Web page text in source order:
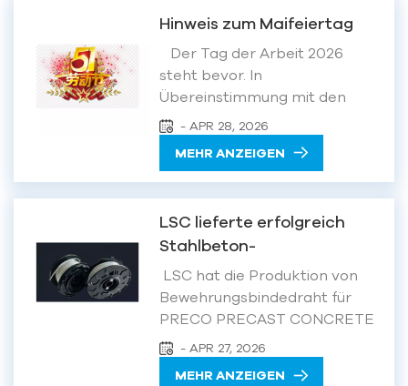
afrikanischen Nationen
vollständige Zollfreiheit
gewährt. Die Ankündigung
wurde von...
Hinweis zum Maifeiertag
Der Tag der Arbeit 2026
steht bevor. In
Übereinstimmung mit den
gesetzlichen Feiertagen und
der aktuellen Situation des
Unternehmens geben wir
hiermit folgende
bekannt:Urlaubszeitraum: 1.
Mai (Freitag) bis 5. Mai
(Dienstag) 2026, insgesamt 5
Tage.Wir werden den
Normalbetrieb a...
- APR 28, 2026
MEHR ANZEIGEN
LSC lieferte erfolgreich
Stahlbeton-
Bindedrahtspulen an
PRECO PRECAST
CONCRETE in Neuseeland.
LSC hat die Produktion von
Bewehrungsbindedraht für
PRECO PRECAST CONCRETE
abgeschlossen. führender
Hersteller von
- APR 27, 2026
MEHR ANZEIGEN